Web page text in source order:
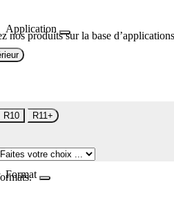
Application
nos produits sur la base
R10 R11+
Format